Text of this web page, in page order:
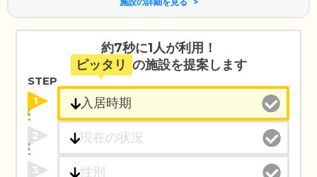
約7秒に1人が利用！
ピッタリ の施設を提案します
STEP
1
2
3